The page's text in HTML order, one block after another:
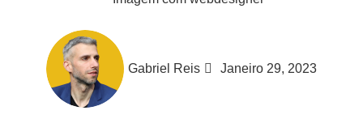
Gabriel Reis Janeiro 29, 2023